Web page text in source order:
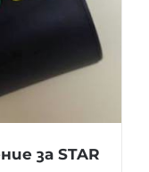
за STAR